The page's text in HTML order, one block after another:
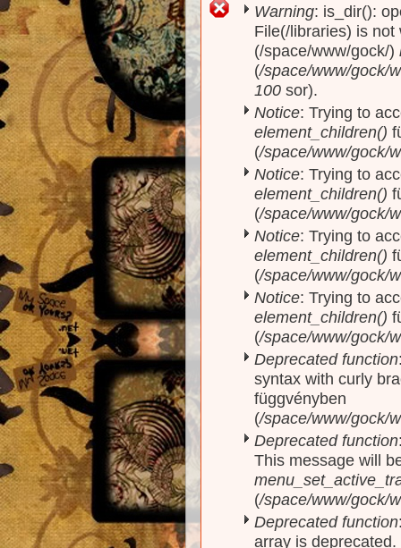
Hibaüzenet
Warning: is_dir():
File(/libraries) is
(/space/www/gock/)
(/space/www/gock/
100 sor).
Notice: Trying to
element_children()
(/space/www/gock/
Notice: Trying to
element_children()
(/space/www/gock/
Notice: Trying to
element_children()
(/space/www/gock/
Notice: Trying to
element_children()
(/space/www/gock/
Deprecated function
syntax with curly
függvényben
(/space/www/gock/
Deprecated function
This message will
(/space/www/gock/
Deprecated function
array is